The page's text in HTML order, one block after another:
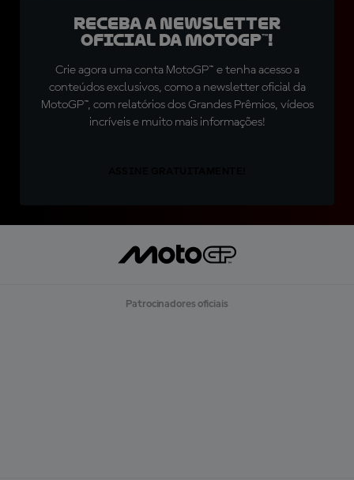
Receba a newsletter
oficial da MotoGP™!
Crie agora uma conta MotoGP™ e tenha acesso a
conteúdos exclusivos, como a newsletter oficial da
MotoGP™, com relatórios dos Grandes Prêmios, vídeos
incríveis e muito mais informações!
Patrocinadores oficiais